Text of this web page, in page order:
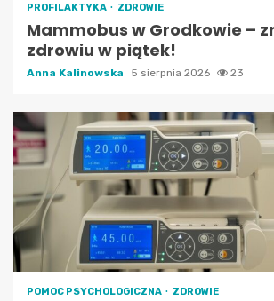
PROFILAKTYKA ZDROWIE
Mammobus w Grodkowie –
zdrowiu w piątek!
Anna Kalinowska 5 sierpnia 2026 23
POMOC PSYCHOLOGICZNA ZDROWIE